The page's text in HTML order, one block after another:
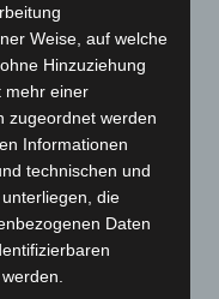
Weise, auf welche
Hinzuziehung
mehr einer
zugeordnet werden
Informationen
technischen und
die
Daten